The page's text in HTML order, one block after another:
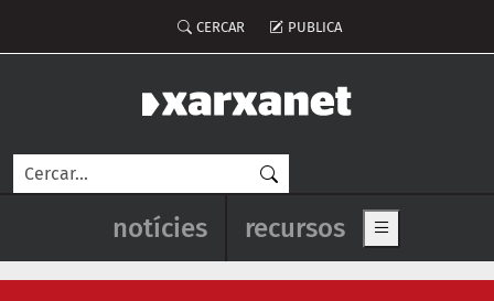
Menú del compte d'usuari
CERCAR PUBLICA
Cerca
Navegació principal de
notícies recursos Show main